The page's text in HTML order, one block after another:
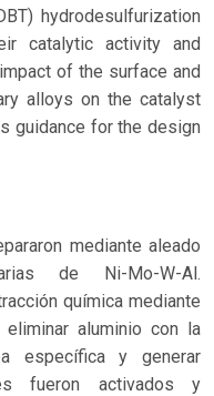
hydrodesulfurization
catalytic activity and
of the surface and
alloys on the catalyst
guidance for the design
mediante aleado
de Ni-Mo-W-Al.
química mediante
aluminio con la
específica y generar
fueron activados y